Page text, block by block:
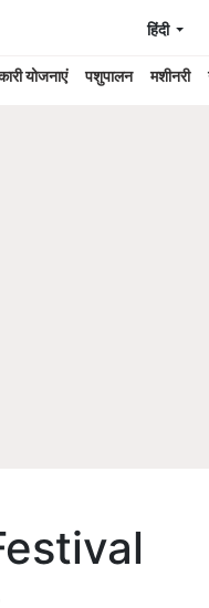
योजनाएं पशुपालन मशीनरी
हिंदी